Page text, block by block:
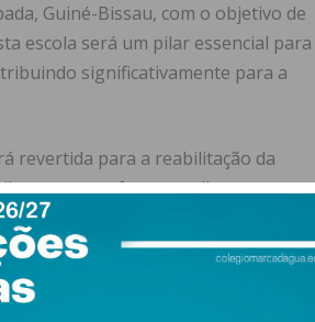
Guiné-Bissau, com o objetivo de
escola será um pilar essencial para
significativamente para a
revertida para a reabilitação da
para um futuro melhor para as
os números: 910 627 672 ou